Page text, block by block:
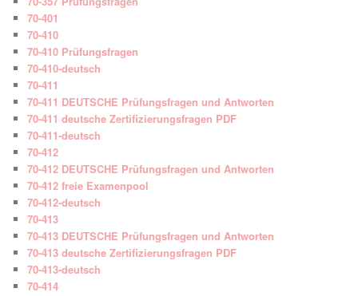
70-401
70-410
70-410 Prüfungsfragen
70-410-deutsch
70-411
70-411 DEUTSCHE Prüfungsfragen und Antworten
70-411 deutsche Zertifizierungsfragen PDF
70-411-deutsch
70-412
70-412 DEUTSCHE Prüfungsfragen und Antworten
70-412 freie Examenpool
70-412-deutsch
70-413
70-413 DEUTSCHE Prüfungsfragen und Antworten
70-413 deutsche Zertifizierungsfragen PDF
70-413-deutsch
70-414